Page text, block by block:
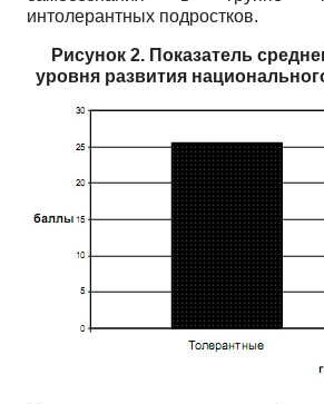
интолерантных подростков.
Рисунок 2. Показатель
уровня развития